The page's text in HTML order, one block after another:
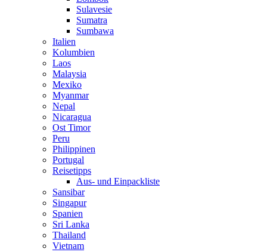
Sulavesie
Sumatra
Sumbawa
Italien
Kolumbien
Laos
Malaysia
Mexiko
Myanmar
Nepal
Nicaragua
Ost Timor
Peru
Philippinen
Portugal
Reisetipps
Aus- und Einpackliste
Sansibar
Singapur
Spanien
Sri Lanka
Thailand
Vietnam